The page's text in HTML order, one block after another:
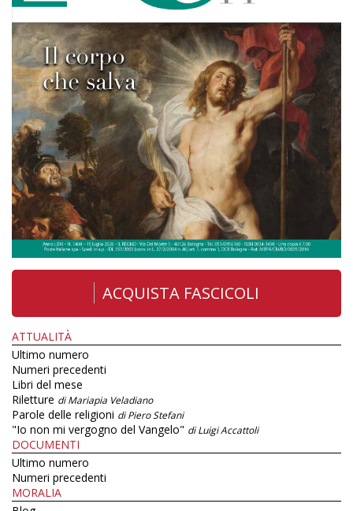
ACQUISTA FASCICOLI
ATTUALITÀ
Ultimo numero
Numeri precedenti
Libri del mese
Riletture di Mariapia Veladiano
Parole delle religioni di Piero Stefani
"Io non mi vergogno del Vangelo" di Luigi Accattoli
DOCUMENTI
Ultimo numero
Numeri precedenti
MORALIA